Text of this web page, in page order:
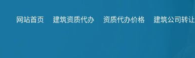
网站首页 建筑资质代办 资质代办价格 建筑公司转让